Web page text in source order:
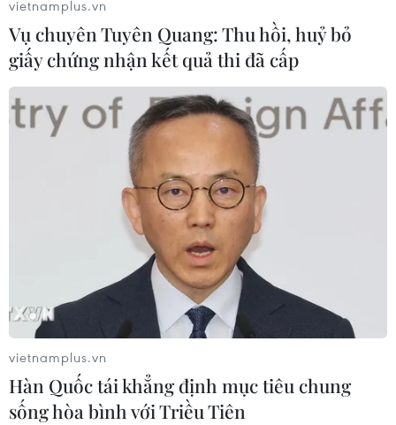
vietnamplus.vn
Vụ chuyên Tuyên Quang: Thu hồi, huỷ bỏ
giấy chứng nhận kết quả thi đã cấp
vietnamplus.vn
Hàn Quốc tái khẳng định mục tiêu chung
sống hòa bình với Triều Tiên